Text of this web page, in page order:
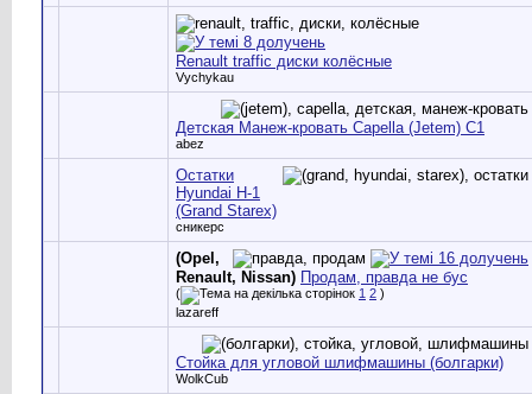
Renault traffic диски колёсные
Vychykau
Детская Манеж-кровать Capella (Jetem) С1
abez
Остатки
Hyundai H-1
(Grand Starex)
сникерс
(Opel,
Renault, Nissan) Продам, правда не бус
( 1 2 )
lazareff
Стойка для угловой шлифмашины (болгарки)
WolkCub